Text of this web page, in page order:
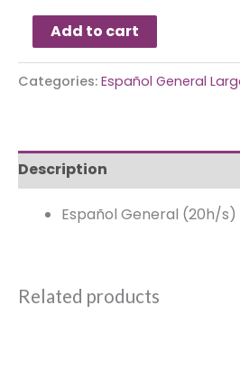
Add to cart
Categories: Español General
Description
Español General (20h/
Related products